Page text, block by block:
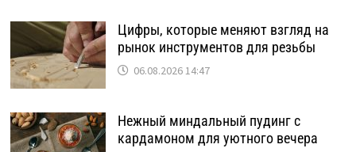
Цифры, которые меняют взгляд на
рынок инструментов для резьбы
06.08.2026 14:47
Нежный миндальный пудинг с
кардамоном для уютного вечера